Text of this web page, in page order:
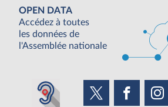
OPEN DATA
Accédez à toutes
les données de
l'Assemblée nationale